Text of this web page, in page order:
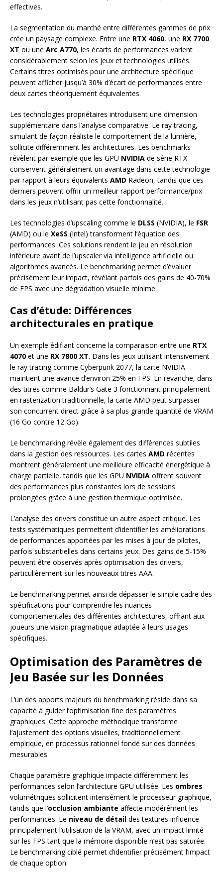
effectives.
La segmentation du marché entre différentes gammes de prix
crée un paysage complexe. Entre une RTX 4060, une RX 7700
XT ou une Arc A770, les écarts de performances varient
considérablement selon les jeux et technologies utilisés.
Certains titres optimisés pour une architecture spécifique
peuvent afficher jusqu’à 30% d’écart de performances entre
deux cartes théoriquement équivalentes.
Les technologies propriétaires introduisent une dimension
supplémentaire dans l’analyse comparative. Le ray tracing,
simulant de façon réaliste le comportement de la lumière,
sollicite différemment les architectures. Les benchmarks
révèlent par exemple que les GPU NVIDIA de série RTX
conservent généralement un avantage dans cette technologie
par rapport à leurs équivalents AMD Radeon, tandis que ces
derniers peuvent offrir un meilleur rapport performance/prix
dans les jeux n’utilisant pas cette fonctionnalité.
Les technologies d’upscaling comme le DLSS (NVIDIA), le FSR
(AMD) ou le XeSS (Intel) transforment l’équation des
performances. Ces solutions rendent le jeu en résolution
inférieure avant de l’upscaler via intelligence artificielle ou
algorithmes avancés. Le benchmarking permet d’évaluer
précisément leur impact, révélant parfois des gains de 40-70%
de FPS avec une dégradation visuelle minime.
Cas d’étude: Différences
architecturales en pratique
Un exemple édifiant concerne la comparaison entre une RTX
4070 et une RX 7800 XT. Dans les jeux utilisant intensivement
le ray tracing comme Cyberpunk 2077, la carte NVIDIA
maintient une avance d’environ 25% en FPS. En revanche, dans
des titres comme Baldur’s Gate 3 fonctionnant principalement
en rasterization traditionnelle, la carte AMD peut surpasser
son concurrent direct grâce à sa plus grande quantité de VRAM
(16 Go contre 12 Go).
Le benchmarking révèle également des différences subtiles
dans la gestion des ressources. Les cartes AMD récentes
montrent généralement une meilleure efficacité énergétique à
charge partielle, tandis que les GPU NVIDIA offrent souvent
des performances plus constantes lors de sessions
prolongées grâce à une gestion thermique optimisée.
L’analyse des drivers constitue un autre aspect critique. Les
tests systématiques permettent d’identifier les améliorations
de performances apportées par les mises à jour de pilotes,
parfois substantielles dans certains jeux. Des gains de 5-15%
peuvent être observés après optimisation des drivers,
particulièrement sur les nouveaux titres AAA.
Le benchmarking permet ainsi de dépasser le simple cadre des
spécifications pour comprendre les nuances
comportementales des différentes architectures, offrant aux
joueurs une vision pragmatique adaptée à leurs usages
spécifiques.
Optimisation des Paramètres de
Jeu Basée sur les Données
L’un des apports majeurs du benchmarking réside dans sa
capacité à guider l’optimisation fine des paramètres
graphiques. Cette approche méthodique transforme
l’ajustement des options visuelles, traditionnellement
empirique, en processus rationnel fondé sur des données
mesurables.
Chaque paramètre graphique impacte différemment les
performances selon l’architecture GPU utilisée. Les ombres
volumétriques sollicitent intensément le processeur graphique,
tandis que l’occlusion ambiante affecte modérément les
performances. Le niveau de détail des textures influence
principalement l’utilisation de la VRAM, avec un impact limité
sur les FPS tant que la mémoire disponible n’est pas saturée.
Le benchmarking ciblé permet d’identifier précisément l’impact
de chaque option.